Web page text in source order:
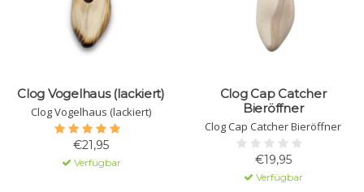
Clog Vogelhaus (lackiert)
Clog Vogelhaus (lackiert)
€21,95
Verfügbar
Clog Cap Catcher
Bieröffner
Clog Cap Catcher Bieröffner
€19,95
Verfügbar